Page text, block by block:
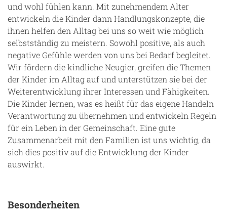
und wohl fühlen kann. Mit zunehmendem Alter
entwickeln die Kinder dann Handlungskonzepte, die
ihnen helfen den Alltag bei uns so weit wie möglich
selbstständig zu meistern. Sowohl positive, als auch
negative Gefühle werden von uns bei Bedarf begleitet.
Wir fördern die kindliche Neugier, greifen die Themen
der Kinder im Alltag auf und unterstützen sie bei der
Weiterentwicklung ihrer Interessen und Fähigkeiten.
Die Kinder lernen, was es heißt für das eigene Handeln
Verantwortung zu übernehmen und entwickeln Regeln
für ein Leben in der Gemeinschaft. Eine gute
Zusammenarbeit mit den Familien ist uns wichtig, da
sich dies positiv auf die Entwicklung der Kinder
auswirkt.
Besonderheiten